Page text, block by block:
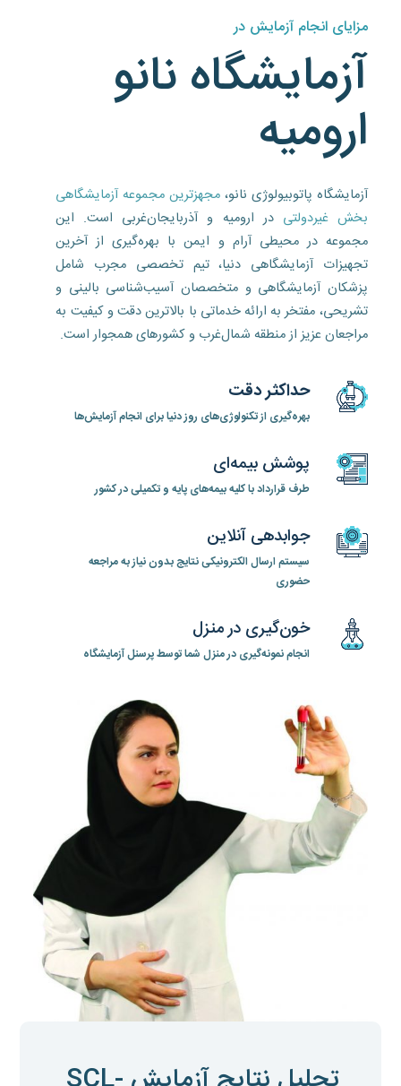
مزایای انجام آزمایش در
آزمایشگاه نانو
ارومیه
آزمایشگاه پاتوبیولوژی نانو، مجهزترین مجموعه آزمایشگاهی
بخش غیردولتی در ارومیه و آذربایجان‌غربی است. این
مجموعه در محیطی آرام و ایمن با بهره‌گیری از آخرین
تجهیزات آزمایشگاهی دنیا، تیم تخصصی مجرب شامل
پزشکان آزمایشگاهی و متخصصان آسیب‌شناسی بالینی و
تشریحی، مفتخر به ارائه خدماتی با بالاترین دقت و کیفیت به
مراجعان عزیز از منطقه شمال‌غرب و کشورهای همجوار است.
حداکثر دقت
بهره‌گیری از تکنولوژی‌های روز دنیا برای انجام آزمایش‌ها
پوشش بیمه‌ای
طرف قرارداد با کلیه بیمه‌های پایه و تکمیلی در کشور
جوابدهی آنلاین
سیستم ارسال الکترونیکی نتایج بدون نیاز به مراجعه
حضوری
خون‌گیری در منزل
انجام نمونه‌گیری در منزل شما توسط پرسنل آزمایشگاه